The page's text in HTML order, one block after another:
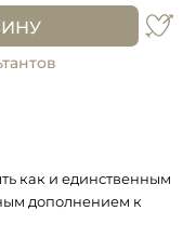
как и единственным
дополнением к